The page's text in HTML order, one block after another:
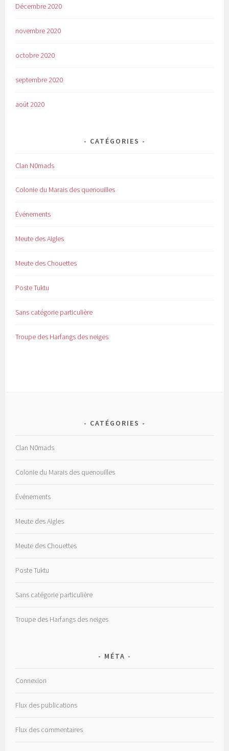
Décembre 2020
novembre 2020
octobre 2020
septembre 2020
août 2020
CATÉGORIES
Clan N0mads
Colonie du Marais des quenouilles
Événements
Meute des Aigles
Meute des Chouettes
Poste Tuktu
Sans catégorie particulière
Troupe des Harfangs des neiges
CATÉGORIES
Clan N0mads
Colonie du Marais des quenouilles
Événements
Meute des Aigles
Meute des Chouettes
Poste Tuktu
Sans catégorie particulière
Troupe des Harfangs des neiges
MÉTA
Connexion
Flux des publications
Flux des commentaires